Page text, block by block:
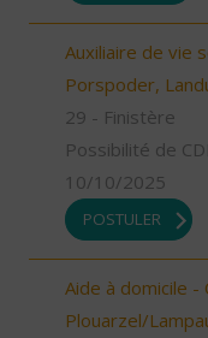
Auxiliaire de vie
Porspoder,
29 - Finistère
Possibilité de
10/10/2025
POSTULER
Aide à domicile -
Plouarzel/